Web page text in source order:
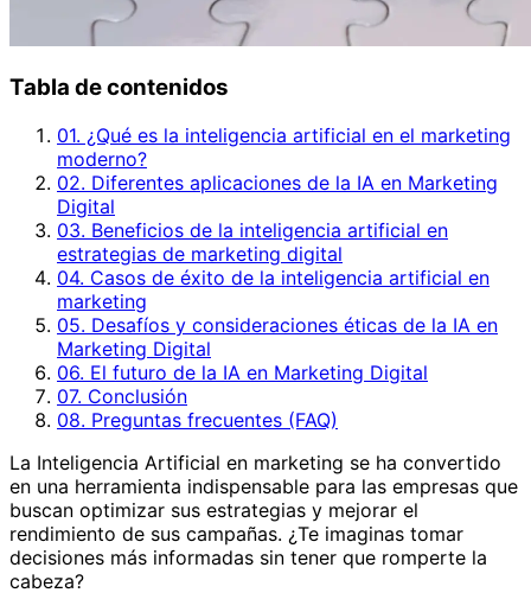
Tabla de contenidos
01. ¿Qué es la inteligencia artificial en el marketing
moderno?
02. Diferentes aplicaciones de la IA en Marketing
Digital
03. Beneficios de la inteligencia artificial en
estrategias de marketing digital
04. Casos de éxito de la inteligencia artificial en
marketing
05. Desafíos y consideraciones éticas de la IA en
Marketing Digital
06. El futuro de la IA en Marketing Digital
07. Conclusión
08. Preguntas frecuentes (FAQ)
La Inteligencia Artificial en marketing se ha convertido
en una herramienta indispensable para las empresas que
buscan optimizar sus estrategias y mejorar el
rendimiento de sus campañas. ¿Te imaginas tomar
decisiones más informadas sin tener que romperte la
cabeza?